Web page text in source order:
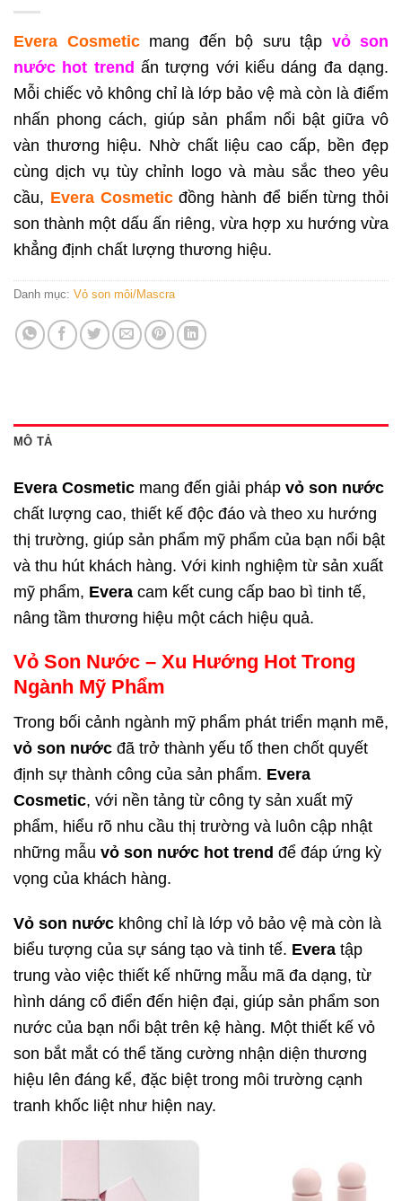
Evera Cosmeticmang đến bộ sưu tập vỏ son
nước hot trend ấn tượng với kiểu dáng đa dạng.
Mỗi chiếc vỏ không chỉ là lớp bảo vệ mà còn là điểm
nhấn phong cách, giúp sản phẩm nổi bật giữa vô
vàn thương hiệu. Nhờ chất liệu cao cấp, bền đẹp
cùng dịch vụ tùy chỉnh logo và màu sắc theo yêu
cầu, Evera Cosmeticđồng hành để biến từng thỏi
son thành một dấu ấn riêng, vừa hợp xu hướng vừa
khẳng định chất lượng thương hiệu.
Danh mục: Vỏ son môi/Mascra
MÔ TẢ
Evera Cosmetic mang đến giải pháp vỏ son nước
chất lượng cao, thiết kế độc đáo và theo xu hướng
thị trường, giúp sản phẩm mỹ phẩm của bạn nổi bật
và thu hút khách hàng. Với kinh nghiệm từ sản xuất
mỹ phẩm, Evera cam kết cung cấp bao bì tinh tế,
nâng tầm thương hiệu một cách hiệu quả.
Vỏ Son Nước – Xu Hướng Hot Trong
Ngành Mỹ Phẩm
Trong bối cảnh ngành mỹ phẩm phát triển mạnh mẽ,
vỏ son nước đã trở thành yếu tố then chốt quyết
định sự thành công của sản phẩm. Evera
Cosmetic, với nền tảng từ công ty sản xuất mỹ
phẩm, hiểu rõ nhu cầu thị trường và luôn cập nhật
những mẫu vỏ son nước hot trend để đáp ứng kỳ
vọng của khách hàng.
Vỏ son nước không chỉ là lớp vỏ bảo vệ mà còn là
biểu tượng của sự sáng tạo và tinh tế. Evera tập
trung vào việc thiết kế những mẫu mã đa dạng, từ
hình dáng cổ điển đến hiện đại, giúp sản phẩm son
nước của bạn nổi bật trên kệ hàng. Một thiết kế vỏ
son bắt mắt có thể tăng cường nhận diện thương
hiệu lên đáng kể, đặc biệt trong môi trường cạnh
tranh khốc liệt như hiện nay.